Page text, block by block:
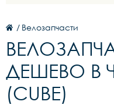
/ Велозапчасти
ДЕШЕВО В
(CUBE)